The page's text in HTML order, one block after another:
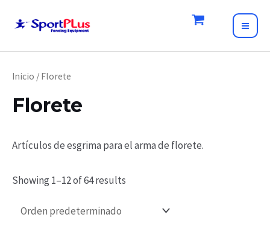
Inicio / Florete
Florete
Artículos de esgrima para el arma de florete.
Showing 1–12 of 64 results